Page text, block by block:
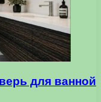
для ванной